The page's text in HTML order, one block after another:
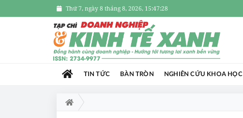
Thứ 7, ngày 8 tháng 8, 2026, 15:47:28
TIN TỨC BÀN TRÒN NGHIÊN CỨU KHOA HỌC